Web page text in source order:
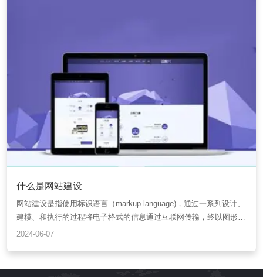
什么是网站建设
网站建设是指使用标识语言（markup language)，通过一系列设计、
建模、和执行的过程将电子格式的信息通过互联网传输，终以图形用
户界面（GUI）的形式被用户所浏览
2024-06-07